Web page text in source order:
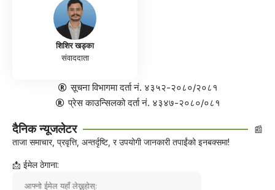
शिशिर खड्का
संवाददाता
सूचना विभागमा दर्ता नं. ४३५२-२०८०/२०८१
प्रेस काउन्सिलको दर्ता नं. ४३४७-२०८०/०८१
दैनिक न्यूजलेटर 📰
ताजा समाचार, प्रवृत्ति, अन्तर्दृष्टि, र उपयोगी जानकारी तपाईंको इनबक्समा!
📩 ईमेल ठेगाना: